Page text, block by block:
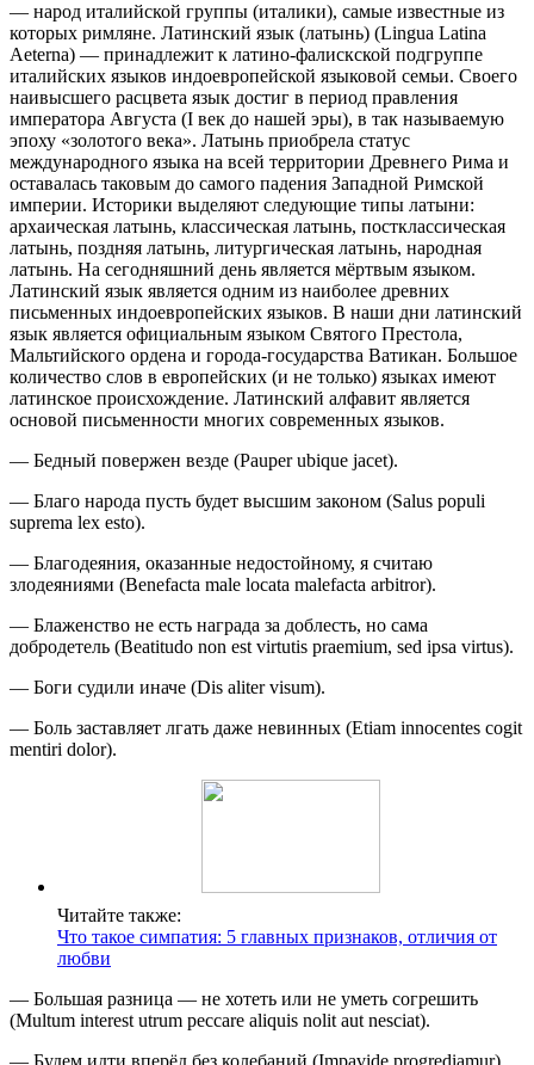
— народ италийской группы (италики), самые известные из
которых римляне. Латинский язык (латынь) (Lingua Latina
Aeterna) — принадлежит к латино-фалискской подгруппе
италийских языков индоевропейской языковой семьи. Своего
наивысшего расцвета язык достиг в период правления
императора Августа (I век до нашей эры), в так называемую
эпоху «золотого века». Латынь приобрела статус
международного языка на всей территории Древнего Рима и
оставалась таковым до самого падения Западной Римской
империи. Историки выделяют следующие типы латыни:
архаическая латынь, классическая латынь, постклассическая
латынь, поздняя латынь, литургическая латынь, народная
латынь. На сегодняшний день является мёртвым языком.
Латинский язык является одним из наиболее древних
письменных индоевропейских языков. В наши дни латинский
язык является официальным языком Святого Престола,
Мальтийского ордена и города-государства Ватикан. Большое
количество слов в европейских (и не только) языках имеют
латинское происхождение. Латинский алфавит является
основой письменности многих современных языков.
— Бедный повержен везде (Pauper ubique jacet).
— Благо народа пусть будет высшим законом (Salus populi
suprema lex esto).
— Благодеяния, оказанные недостойному, я считаю
злодеяниями (Benefacta male locata malefacta arbitror).
— Блаженство не есть награда за доблесть, но сама
добродетель (Beatitudo non est virtutis praemium, sed ipsa virtus).
— Боги судили иначе (Dis aliter visum).
— Боль заставляет лгать даже невинных (Etiam innocentes cogit
mentiri dolor).
Читайте также:
Что такое симпатия: 5 главных признаков, отличия от
любви
— Большая разница — не хотеть или не уметь согрешить
(Multum interest utrum peccare aliquis nolit aut nesciat).
— Будем идти вперёд без колебаний (Impavide progrediamur).